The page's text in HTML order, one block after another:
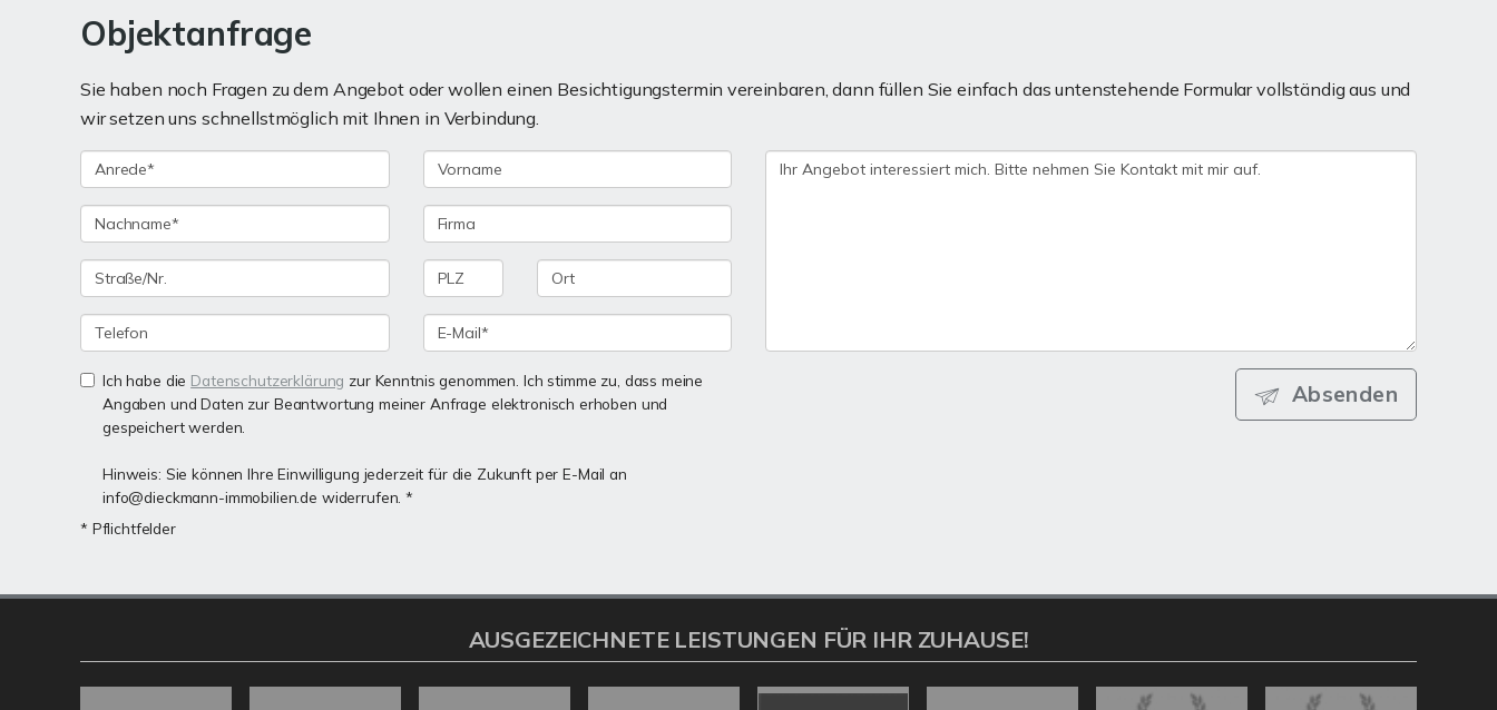
Objektanfrage
Sie haben noch Fragen zu dem Angebot oder wollen einen Besichtigungstermin vereinbaren, dann füllen Sie einfach das untenstehende Formular vollständig aus und
wir setzen uns schnellstmöglich mit Ihnen in Verbindung.
Ich habe die Datenschutzerklärung zur Kenntnis genommen. Ich stimme zu, dass meine
Angaben und Daten zur Beantwortung meiner Anfrage elektronisch erhoben und
gespeichert werden.
Hinweis: Sie können Ihre Einwilligung jederzeit für die Zukunft per E-Mail an
info@dieckmann-immobilien.de widerrufen. *
* Pflichtfelder
Absenden
AUSGEZEICHNETE LEISTUNGEN FÜR IHR ZUHAUSE!